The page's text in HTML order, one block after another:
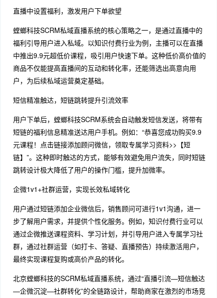
直播中设置福利，激发用户下单欲望
螳螂科技SCRM私域直播系统的核心策略之一，是通过直播中的
福利引导用户进入私域。以知识付费行业为例，主播可以在直播
中推出9.9元超低价课程，吸引用户快速下单。这种低价高价值的
商品不仅能提高直播间的互动和转化率，还能筛选出高意向用
户，为后续私域运营奠定基础。
短信精准触达，短链跳转提升引流效率
用户下单后，螳螂科技SCRM系统会自动触发短信发送，将带有
短链的福利信息精准送达用户手机。例如：“恭喜您成功购买9.9
元课程！点击链接添加顾问微信，领取专属学习资料>>【短
链】”。这种即时触达的方式，能够有效避免用户流失，同时短链
跳转设计极大降低了用户的操作门槛，提升加微率。
企微1v1+社群运营，实现长效私域转化
用户通过短链添加企业微信后，销售顾问可进行1v1沟通，进一
步了解用户需求，并提供个性化服务。例如，知识付费行业可以
通过企微推送课程资料、学习计划，并引导用户进入专属学习社
群，通过社群运营（如打卡、答疑、直播预告）持续激活用户，
最终实现课程复购或高价产品的转化。
北京螳螂科技的SCRM私域直播系统，通过“直播引流—短信触达
—企微沉淀—社群转化”的全链路设计，帮助商家在激烈的市场竞